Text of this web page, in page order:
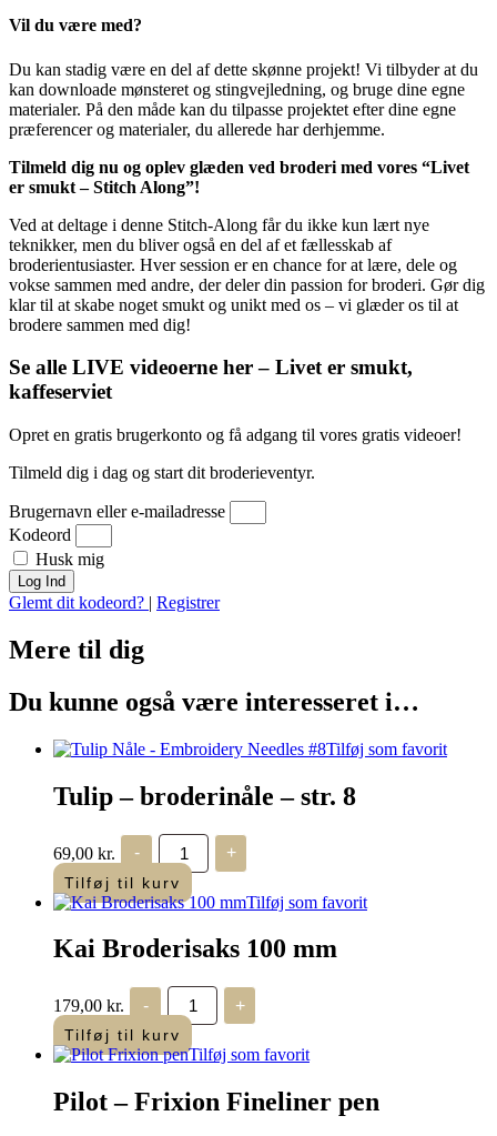
Vil du være med?
Du kan stadig være en del af dette skønne projekt! Vi tilbyder at du
kan downloade mønsteret og stingvejledning, og bruge dine egne
materialer. På den måde kan du tilpasse projektet efter dine egne
præferencer og materialer, du allerede har derhjemme.
Tilmeld dig nu og oplev glæden ved broderi med vores “Livet
er smukt – Stitch Along”!
Ved at deltage i denne Stitch-Along får du ikke kun lært nye
teknikker, men du bliver også en del af et fællesskab af
broderientusiaster. Hver session er en chance for at lære, dele og
vokse sammen med andre, der deler din passion for broderi. Gør dig
klar til at skabe noget smukt og unikt med os – vi glæder os til at
brodere sammen med dig!
Se alle LIVE videoerne her – Livet er smukt,
kaffeserviet
Opret en gratis brugerkonto og få adgang til vores gratis videoer!
Tilmeld dig i dag og start dit broderieventyr.
Brugernavn eller e-mailadresse
Kodeord
Husk mig
Log Ind
Glemt dit kodeord? | Registrer
Mere til dig
Du kunne også være interesseret i…
Tilføj som favorit
Tulip – broderinåle – str. 8
69,00 kr. -
Tulip
-
broderinåle
antal
+
Tilføj til kurv
Tilføj som favorit
Kai Broderisaks 100 mm
179,00 kr. -
Kai
Broderisaks
100
mm
antal
+
Tilføj til kurv
Tilføj som favorit
Pilot – Frixion Fineliner pen